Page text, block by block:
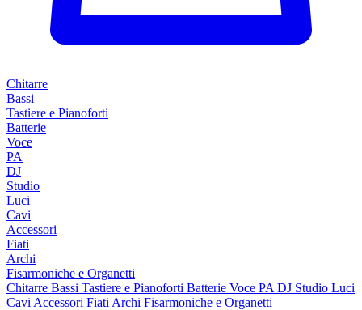
Chitarre
Bassi
Tastiere e Pianoforti
Batterie
Voce
PA
DJ
Studio
Luci
Cavi
Accessori
Fiati
Archi
Fisarmoniche e Organetti
Chitarre Bassi Tastiere e Pianoforti Batterie Voce PA DJ Studio Luci
Cavi Accessori Fiati Archi Fisarmoniche e Organetti